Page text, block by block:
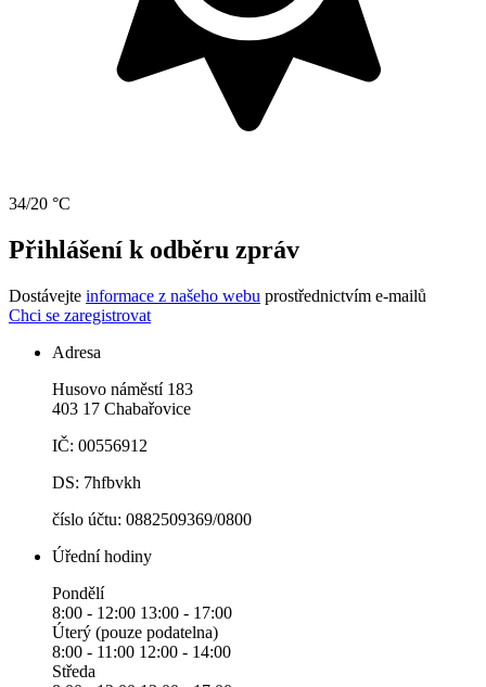
34/20 °C
Přihlášení k odběru zpráv
Dostávejte informace z našeho webu prostřednictvím e-mailů
Chci se zaregistrovat
Adresa
Husovo náměstí 183
403 17 Chabařovice
IČ: 00556912
DS: 7hfbvkh
číslo účtu: 0882509369/0800
Úřední hodiny
Pondělí
8:00 - 12:00 13:00 - 17:00
Úterý (pouze podatelna)
8:00 - 11:00 12:00 - 14:00
Středa